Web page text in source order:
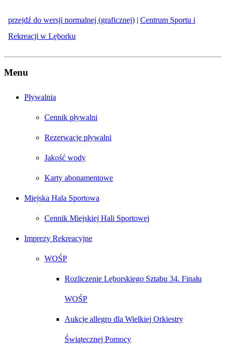
przejdź do wersji normalnej (graficznej) | Centrum Sportu i
Rekreacji w Lęborku
Menu
Pływalnia
Cennik pływalni
Rezerwacje pływalni
Jakość wody
Karty abonamentowe
Miejska Hala Sportowa
Cennik Miejskiej Hali Sportowej
Imprezy Rekreacyjne
WOŚP
Rozliczenie Lęborskiego Sztabu 34. Finału
WOŚP
Aukcje allegro dla Wielkiej Orkiestry
Świątecznej Pomocy